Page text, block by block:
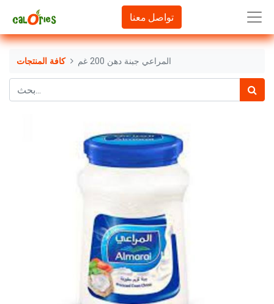
تواصل معنا
كافة المنتجات المراعي جبنة دهن 200 غم